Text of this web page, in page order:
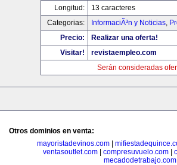
Longitud:
13 caracteres
Categorias:
InformaciÃ³n y Noticias,
Precio:
Realizar una oferta!
Visitar!
revistaempleo.com
Serán consideradas
Otros dominios en venta:
mayoristadevinos.com
ventasoutlet.com
compresuvuelo.com
mecadodetrabajo.com